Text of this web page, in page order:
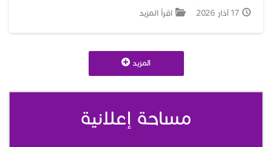
17 آذار 2026 اقرأ المزيد
المزيد
مساحة إعلانية